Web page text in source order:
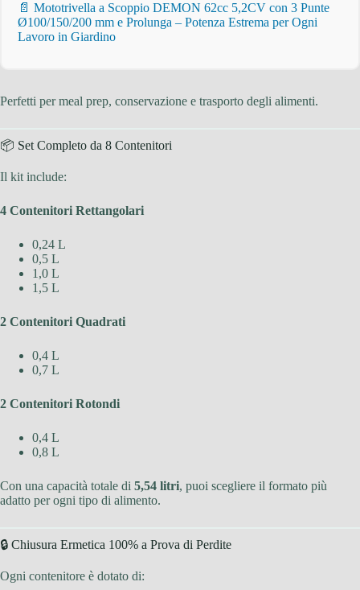
📄 Mototrivella a Scoppio DEMON 62cc 5,2CV con 3 Punte
Ø100/150/200 mm e Prolunga – Potenza Estrema per Ogni
Lavoro in Giardino
Perfetti per meal prep, conservazione e trasporto degli alimenti.
📦 Set Completo da 8 Contenitori
Il kit include:
4 Contenitori Rettangolari
0,24 L
0,5 L
1,0 L
1,5 L
2 Contenitori Quadrati
0,4 L
0,7 L
2 Contenitori Rotondi
0,4 L
0,8 L
Con una capacità totale di 5,54 litri, puoi scegliere il formato più
adatto per ogni tipo di alimento.
🔒 Chiusura Ermetica 100% a Prova di Perdite
Ogni contenitore è dotato di: